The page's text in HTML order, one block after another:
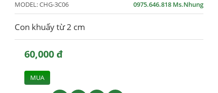
MODEL:CHG-3C06 0975.646.818 Ms.Nhung
Con khuấy từ 2 cm
60,000 đ
MUA